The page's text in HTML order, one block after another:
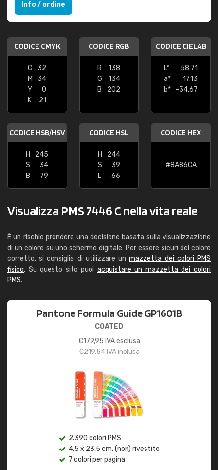
Info / ordine
CODICE CMYK
C
32
M
34
Y
0
K
21
CODICE RGB
R
138
G
134
B
202
CODICE CIELAB
L*
58.71
a*
17.13
b*
-34.67
CODICE HSB/HSV
H
245
S
34
B
79
CODICE HSL
H
244
S
39
L
66
CODICE HEX
#8A86CA
Visualizza PMS 7446 C nella vita reale
È un rischio prendere una decisione basata sulla visualizzazione
di un colore su uno schermo digitale. Per essere sicuri del colore
corretto, si consiglia di utilizzare unmazzetta dei colori PMS
fisico. Su questo sito puoi acquistare un mazzetta dei colori
PMS.
Pantone Formula Guide GP1601B
COATED
€179,95 IVA esclusa
€219,54IVA inclusa
2.390 colori PMS
4,5 x 23,5 cm, (non) rivestito
7 colori per pagina